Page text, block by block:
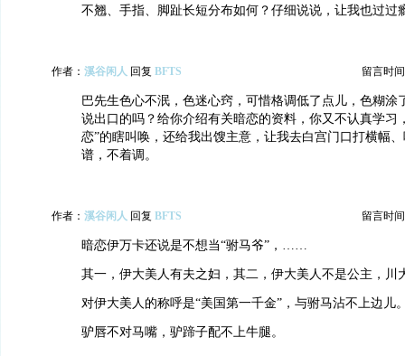
不翘、手指、脚趾长短分布如何？仔细说说，让我也过过
作者： 溪谷闲人 回复 BFTS 留言时
巴先生色心不泯，色迷心窍，可惜格调低了点儿，色糊涂
说出口的吗？给你介绍有关暗恋的资料，你又不认真学习
恋”的瞎叫唤，还给我出馊主意，让我去白宫门口打横
谱，不着调。
作者： 溪谷闲人 回复 BFTS 留言时
暗恋伊万卡还说是不想当“驸马爷”，……
其一，伊大美人有夫之妇，其二，伊大美人不是公主，川
对伊大美人的称呼是“美国第一千金”，与驸马沾不上边儿
驴唇不对马嘴，驴蹄子配不上牛腿。